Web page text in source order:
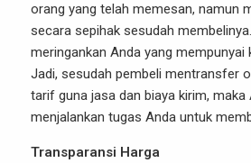
orang yang telah memesan, namun
secara sepihak sesudah
meringankan Anda yang mempunyai
Jadi, sesudah pembeli mentransfer
tarif guna jasa dan biaya kirim, maka
menjalankan tugas Anda untuk
Transparansi Harga